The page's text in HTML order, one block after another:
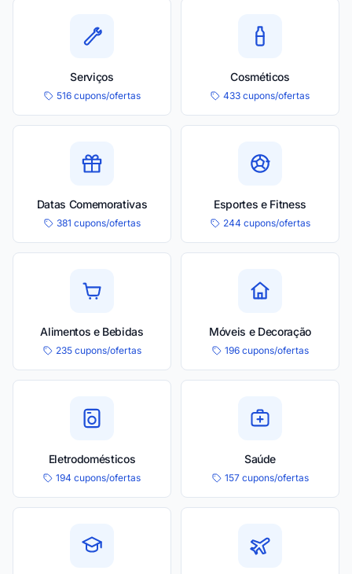
Serviços
516 cupons/ofertas
Cosméticos
433 cupons/ofertas
Datas Comemorativas
381 cupons/ofertas
Esportes e Fitness
244 cupons/ofertas
Alimentos e Bebidas
235 cupons/ofertas
Móveis e Decoração
196 cupons/ofertas
Eletrodomésticos
194 cupons/ofertas
Saúde
157 cupons/ofertas